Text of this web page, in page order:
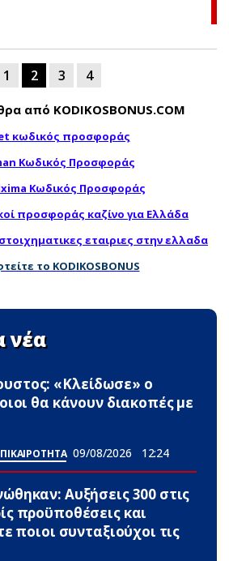
1 2 3 4
από KODIKOSBONUS.COM
κωδικός προσφοράς
Κωδικός Προσφοράς
Κωδικός Προσφοράς
προσφοράς καζίνο για Ελλάδα
εταιριες στην ελλαδα
το KODIKOSBONUS
νέα
«Κλείδωσε» ο
θα κάνουν διακοπές με
09/08/2026 12:24
Αυξήσεις 300 στις
προϋποθέσεις και
ποιοι συνταξιούχοι τις